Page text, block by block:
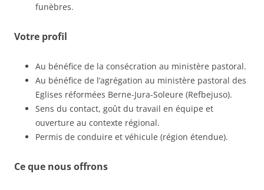
funèbres.
Votre profil
Au bénéfice de la consécration au ministère pastoral.
Au bénéfice de l’agrégation au ministère pastoral des
Eglises réformées Berne-Jura-Soleure (Refbejuso).
Sens du contact, goût du travail en équipe et
ouverture au contexte régional.
Permis de conduire et véhicule (région étendue).
Ce que nous offrons